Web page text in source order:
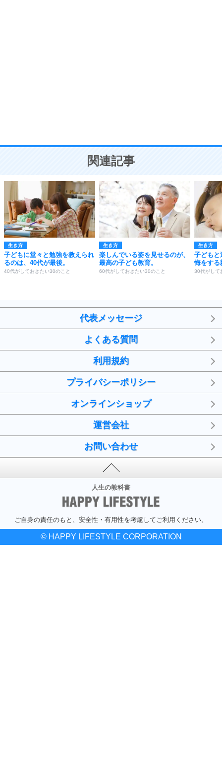
ことが大切。
関連記事
生き方
子どもに堂々と勉強を教えられ
るのは、40代が最後。
40代がしておきたい30のこと
生き方
楽しんでいる姿を見せるのが、
最高の子ども教育。
60代がしておきたい30のこと
生き方
子どもと
悔をする
30代がして
代表メッセージ
よくある質問
利用規約
プライバシーポリシー
オンラインショップ
運営会社
お問い合わせ
人生の教科書
ご自身の責任のもと、安全性・有用性を考慮してご利用ください。
© HAPPY LIFESTYLE CORPORATION